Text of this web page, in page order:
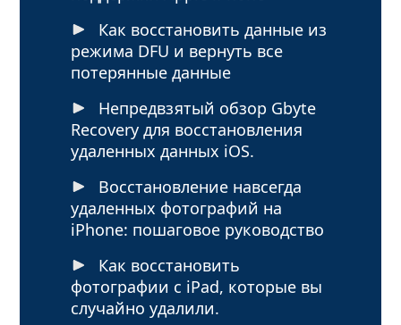
Как восстановить данные из
режима DFU и вернуть все
потерянные данные
Непредвзятый обзор Gbyte
Recovery для восстановления
удаленных данных iOS.
Восстановление навсегда
удаленных фотографий на
iPhone: пошаговое руководство
Как восстановить
фотографии с iPad, которые вы
случайно удалили.